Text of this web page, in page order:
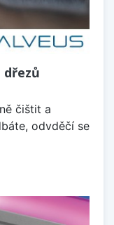
dřezů
čištit a
odvděčí se